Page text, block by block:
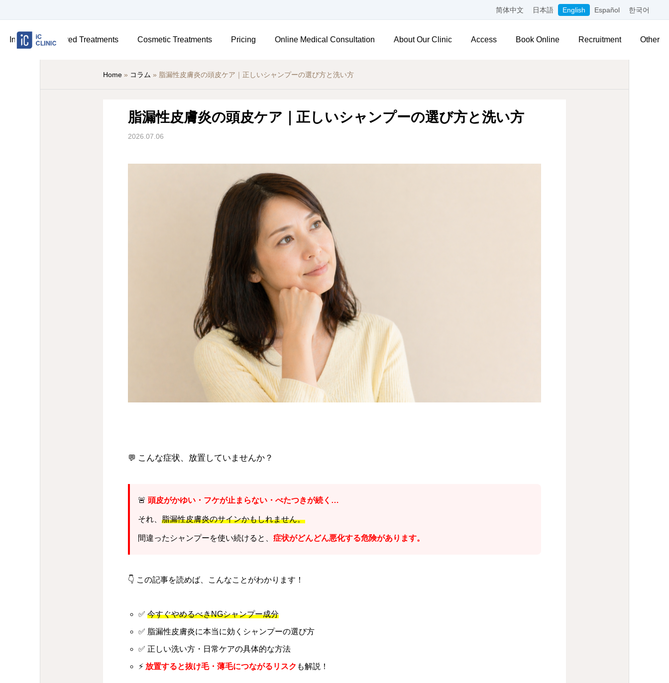
简体中文 日本語 English Español 한국어
Insurance-Covered Treatments Cosmetic Treatments Pricing Online Medical Consultation About Our Clinic Access Book Online Recruitment Other
Home » コラム » 脂漏性皮膚炎の頭皮ケア｜正しいシャンプーの選び方と洗い方
脂漏性皮膚炎の頭皮ケア｜正しいシャンプーの選び方と洗い方
2026.07.06
💬 こんな症状、放置していませんか？
🚨 頭皮がかゆい・フケが止まらない・べたつきが続く…
それ、 脂漏性皮膚炎のサインかもしれません。
間違ったシャンプーを使い続けると、 症状がどんどん悪化する危険があります。
👇 この記事を読めば、こんなことがわかります！
✅ 今すぐやめるべきNGシャンプー成分
✅ 脂漏性皮膚炎に本当に効くシャンプーの選び方
✅ 正しい洗い方・日常ケアの具体的な方法
⚡ 放置すると抜け毛・薄毛につながるリスク も解説！